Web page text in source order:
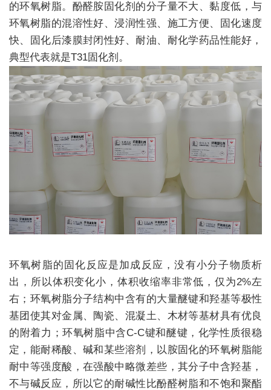
的环氧树脂。酚醛胺固化剂的分子量不大、黏度低，与
环氧树脂的混溶性好、浸润性强、施工方便、固化速度
快、固化后漆膜封闭性好、耐油、耐化学药品性能好，
典型代表就是T31固化剂。
环氧树脂的固化反应是加成反应，没有小分子物质析
出，所以体积变化小，体积收缩率非常低，仅为2%左
右；环氧树脂分子结构中含有的大量醚键和羟基等极性
基团使其对金属、陶瓷、混凝土、木材等基材具有优良
的附着力；环氧树脂中含C-C键和醚键，化学性质很稳
定，能耐稀酸、碱和某些溶剂，以胺固化的环氧树脂能
耐中等强度酸，在强酸中略微差些，其分子中含羟基，
不与碱反应，所以它的耐碱性比酚醛树脂和不饱和聚酯